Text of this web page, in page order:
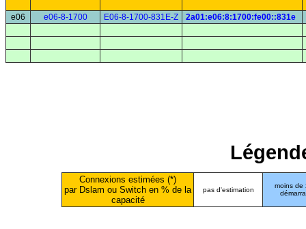
e06 e06-8-1700 E06-8-1700-831E-Z 2a01:e06:8:1700:fe00::831e
Connexions estimées (*)
par Dslam ou Switch en % de la
capacité
pas d'estimation
moins de